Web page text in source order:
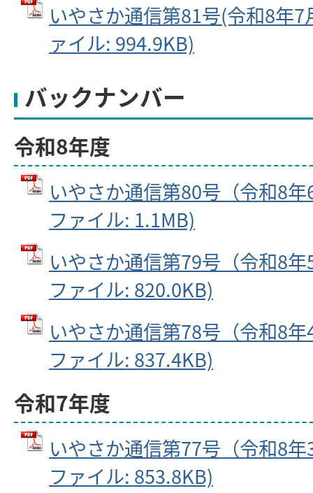
いやさか通信第81号(令和8年7
ァイル: 994.9KB)
バックナンバー
令和8年度
いやさか通信第80号（令和8
ファイル: 1.1MB)
いやさか通信第79号（令和8
ファイル: 820.0KB)
いやさか通信第78号（令和8
ファイル: 837.4KB)
令和7年度
いやさか通信第77号（令和8
ファイル: 853.8KB)